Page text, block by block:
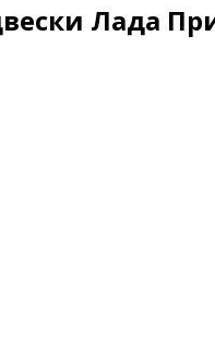
Лада